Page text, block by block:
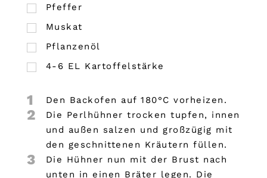
Pfeffer
Muskat
Pflanzenöl
4-6 EL Kartoffelstärke
1 Den Backofen auf 180°C vorheizen.
2
Die Perlhühner trocken tupfen, innen
und außen salzen und großzügig mit
den geschnittenen Kräutern füllen.
3
Die Hühner nun mit der Brust nach
unten in einen Bräter legen. Die